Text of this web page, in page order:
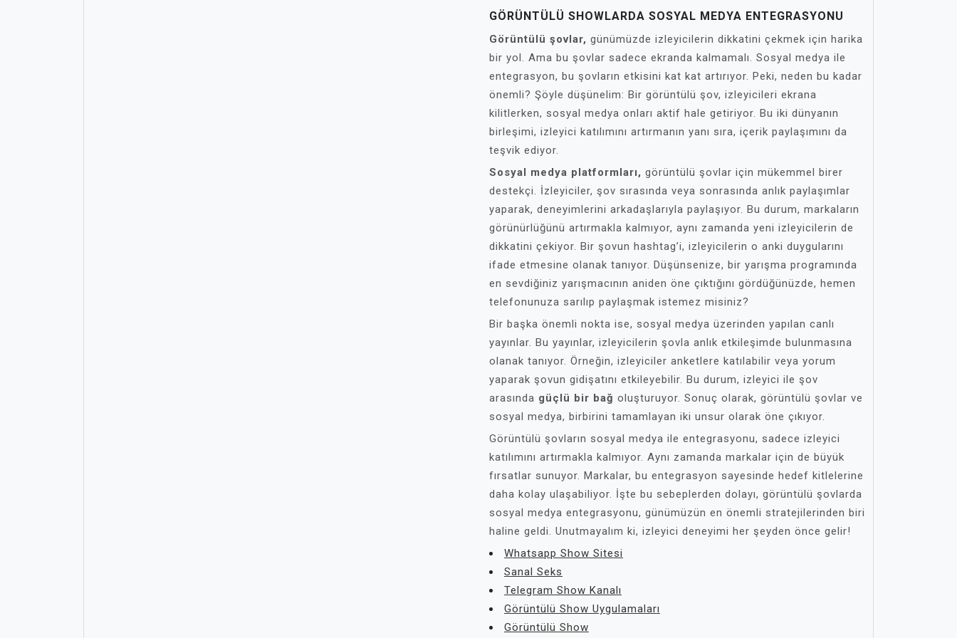
GÖRÜNTÜLÜ SHOWLARDA SOSYAL MEDYA ENTEGRASYONU
Görüntülü şovlar, günümüzde izleyicilerin dikkatini çekmek için harika
bir yol. Ama bu şovlar sadece ekranda kalmamalı. Sosyal medya ile
entegrasyon, bu şovların etkisini kat kat artırıyor. Peki, neden bu kadar
önemli? Şöyle düşünelim: Bir görüntülü şov, izleyicileri ekrana
kilitlerken, sosyal medya onları aktif hale getiriyor. Bu iki dünyanın
birleşimi, izleyici katılımını artırmanın yanı sıra, içerik paylaşımını da
teşvik ediyor.
Sosyal medya platformları, görüntülü şovlar için mükemmel birer
destekçi. İzleyiciler, şov sırasında veya sonrasında anlık paylaşımlar
yaparak, deneyimlerini arkadaşlarıyla paylaşıyor. Bu durum, markaların
görünürlüğünü artırmakla kalmıyor, aynı zamanda yeni izleyicilerin de
dikkatini çekiyor. Bir şovun hashtag’i, izleyicilerin o anki duygularını
ifade etmesine olanak tanıyor. Düşünsenize, bir yarışma programında
en sevdiğiniz yarışmacının aniden öne çıktığını gördüğünüzde, hemen
telefonunuza sarılıp paylaşmak istemez misiniz?
Bir başka önemli nokta ise, sosyal medya üzerinden yapılan canlı
yayınlar. Bu yayınlar, izleyicilerin şovla anlık etkileşimde bulunmasına
olanak tanıyor. Örneğin, izleyiciler anketlere katılabilir veya yorum
yaparak şovun gidişatını etkileyebilir. Bu durum, izleyici ile şov
arasında güçlü bir bağ oluşturuyor. Sonuç olarak, görüntülü şovlar ve
sosyal medya, birbirini tamamlayan iki unsur olarak öne çıkıyor.
Görüntülü şovların sosyal medya ile entegrasyonu, sadece izleyici
katılımını artırmakla kalmıyor. Aynı zamanda markalar için de büyük
fırsatlar sunuyor. Markalar, bu entegrasyon sayesinde hedef kitlelerine
daha kolay ulaşabiliyor. İşte bu sebeplerden dolayı, görüntülü şovlarda
sosyal medya entegrasyonu, günümüzün en önemli stratejilerinden biri
haline geldi. Unutmayalım ki, izleyici deneyimi her şeyden önce gelir!
Whatsapp Show Sitesi
Sanal Seks
Telegram Show Kanalı
Görüntülü Show Uygulamaları
Görüntülü Show